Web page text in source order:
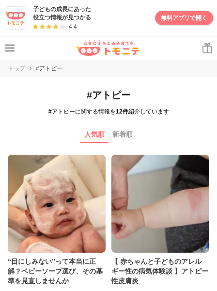
子どもの成長にあった
役立つ情報が見つかる
4.4
無料アプリで開く
トップ #アトピー
#アトピー
#アトピーに関する情報を12件紹介しています
人気順 新着順
“目にしみない”って本当に正
解？ベビーソープ選び、その基
準を見直しませんか
【 赤ちゃんと子どものアレル
ギー性の病気体験談 】アトピー
性皮膚炎